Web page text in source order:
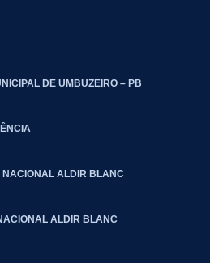
DE UMBUZEIRO – PB
ALDIR BLANC
ALDIR BLANC